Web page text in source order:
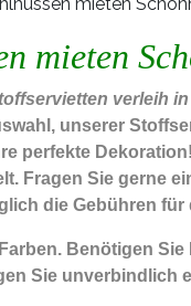
mieten
verleih
unserer
perfekte
Fragen Sie gerne
die Gebühren
Farben. Benötigen
Sie unverbindlich